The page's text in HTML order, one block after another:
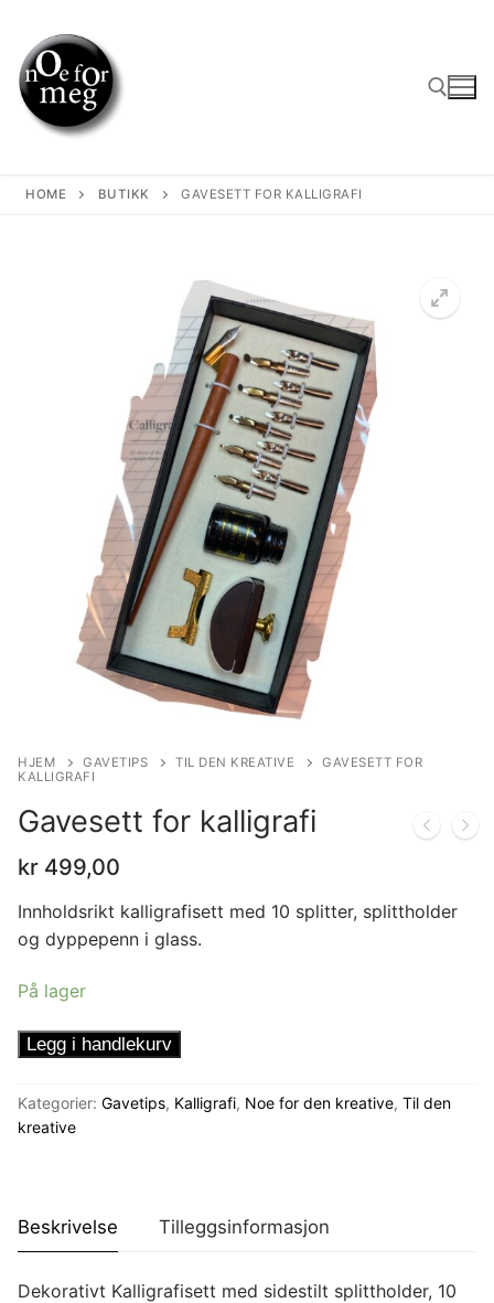
content
HOME BUTIKK GAVESETT FOR KALLIGRAFI
HJEM GAVETIPS TIL DEN KREATIVE
GAVESETT FOR
KALLIGRAFI
Gavesett for kalligrafi
kr 499,00
Innholdsrikt kalligrafisett med 10 splitter, splittholder
og dyppepenn i glass.
På lager
Gavesett
kalligrafi
antall
Legg i handlekurv
Kategorier: Gavetips, Kalligrafi, Noe for den kreative, Til den
kreative
Beskrivelse Tilleggsinformasjon
Dekorativt Kalligrafisett med sidestilt splittholder, 10